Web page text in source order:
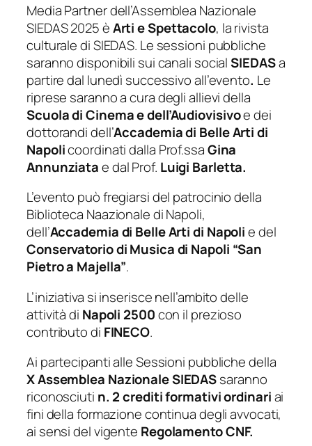
Media Partner dell’Assemblea Nazionale
SIEDAS 2025 èArti e Spettacolo, la rivista
culturale di SIEDAS. Le sessioni pubbliche
saranno disponibili sui canali socialSIEDASa
partire dal lunedì successivo all’evento. Le
riprese saranno a cura degli allievi della
Scuola di Cinema e dell’Audiovisivoe dei
dottorandi dell’Accademia di Belle Arti di
Napolicoordinati dalla Prof.ssaGina
Annunziatae dal Prof. Luigi Barletta.
L’evento può fregiarsi del patrocinio della
Biblioteca Naazionale di Napoli,
dell’Accademia di Belle Arti di Napolie del
Conservatorio di Musica di Napoli “San
Pietro a Majella”.
L’iniziativa si inserisce nell’ambito delle
attività di Napoli 2500con il prezioso
contributo di FINECO.
Ai partecipanti alle Sessioni pubbliche della
X Assemblea Nazionale SIEDASsaranno
riconosciuti n. 2 crediti formativi ordinariai
fini della formazione continua degli avvocati,
ai sensi del vigente Regolamento CNF.